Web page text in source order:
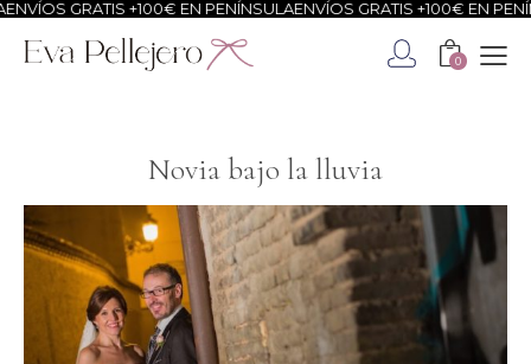
GRATIS +100€ EN PENÍNSULAENVÍOS GRATIS +100€ EN PENÍNSULA
0
Novia bajo la lluvia